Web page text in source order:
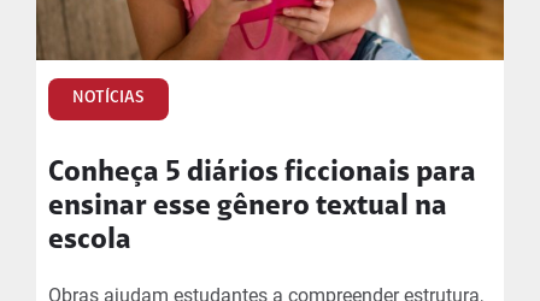
NOTÍCIAS
Conheça 5 diários ficcionais para
ensinar esse gênero textual na
escola
Obras ajudam estudantes a compreender estrutura,